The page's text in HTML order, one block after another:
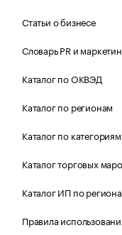
Статьи о бизнесе
Словарь PR и
Каталог по ОКВЭД
Каталог по регионам
Каталог по категориям
Каталог торговых
Каталог ИП по
Правила